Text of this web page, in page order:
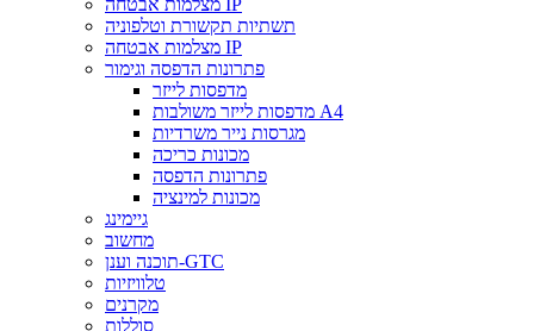
מצלמות אבטחה IP
תשתיות תקשורת וטלפוניה
מצלמות אבטחה IP
פתרונות הדפסה וגימור
מדפסות לייזר
מדפסות לייזר משולבות A4
מגרסות נייר משרדיות
מכונות כריכה
פתרונות הדפסה
מכונות למינציה
גיימינג
מחשוב
תוכנה וענן-GTC
טלוויזיות
מקרנים
סוללות